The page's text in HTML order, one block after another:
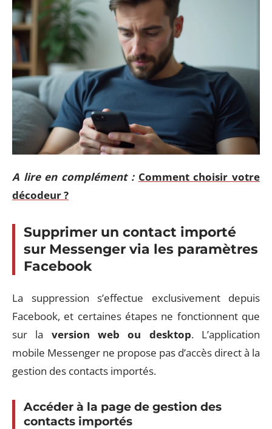
A lire en complément : Comment choisir votre
décodeur ?
Supprimer un contact importé
sur Messenger via les paramètres
Facebook
La suppression s’effectue exclusivement depuis
Facebook, et certaines étapes ne fonctionnent que
sur la version web ou desktop. L’application
mobile Messenger ne propose pas d’accès direct à la
gestion des contacts importés.
Accéder à la page de gestion des
contacts importés